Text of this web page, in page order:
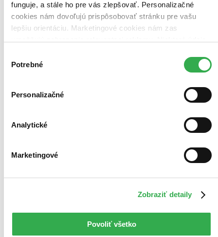
funguje, a stále ho pre vás zlepšovať. Personalizačné
cookies nám dovoľujú prispôsobovať stránku pre vašu
lepšiu orientáciu. Marketingové cookies nám zas
keby sme mohli používať všetky tieto cookies. Ďakujeme!
súhlasu
Potrebné
Personalizačné
Analytické
Marketingové
Zobraziť detaily
Povoliť všetko